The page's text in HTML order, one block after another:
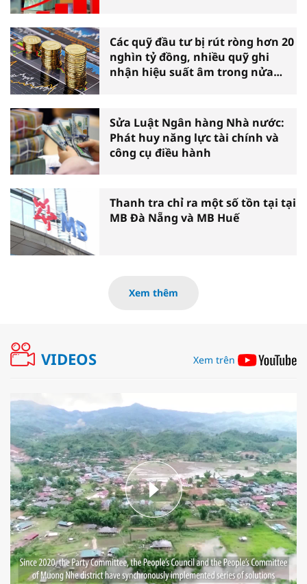
Các quỹ đầu tư bị rút ròng hơn 20
nghìn tỷ đồng, nhiều quỹ ghi
nhận hiệu suất âm trong nửa
Sửa Luật Ngân hàng Nhà nước:
Phát huy năng lực tài chính và
công cụ điều hành
Thanh tra chỉ ra một số tồn tại tại
MB Đà Nẵng và MB Huế
Xem thêm
VIDEOS Xem trên